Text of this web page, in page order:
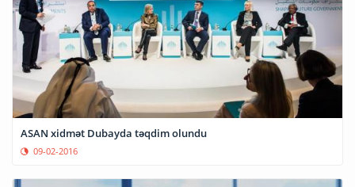
ASAN xidmət Dubayda təqdim olundu
09-02-2016